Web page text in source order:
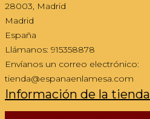
28003, Madrid
Madrid
España
Llámanos: 915358878
Envíanos un correo electrónico:
tienda@espanaenlamesa.com
Información de la tienda